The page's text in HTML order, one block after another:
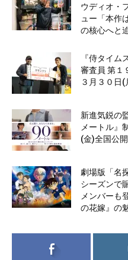
ウディオ・
ュー「本作
の核心へと
『侍タイム
審査員 第１
３月３０日(
新進気鋭の
メートル』
(金)全国公開
劇場版「名
シーズンで
メンバーも
の花嫁』の